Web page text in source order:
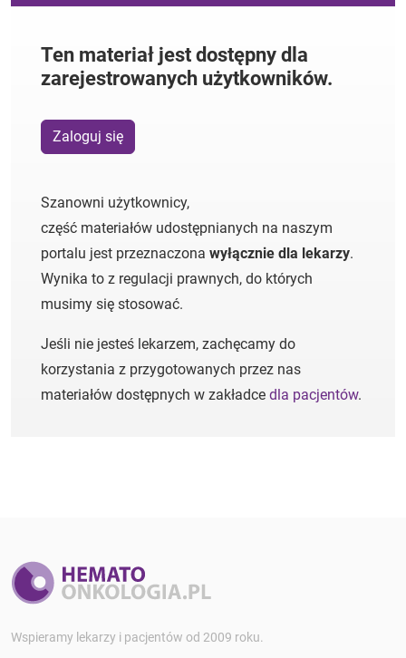
Ten materiał jest dostępny dla
zarejestrowanych użytkowników.
Zaloguj się
Szanowni użytkownicy,
część materiałów udostępnianych na naszym
portalu jest przeznaczona wyłącznie dla lekarzy.
Wynika to z regulacji prawnych, do których
musimy się stosować.
Jeśli nie jesteś lekarzem, zachęcamy do
korzystania z przygotowanych przez nas
materiałów dostępnych w zakładce dla pacjentów.
Wspieramy lekarzy i pacjentów od 2009 roku.